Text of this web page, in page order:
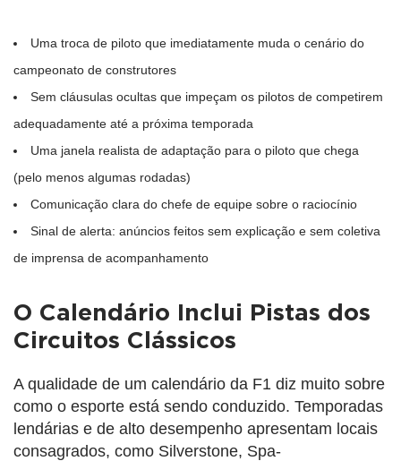
Uma troca de piloto que imediatamente muda o cenário do
campeonato de construtores
Sem cláusulas ocultas que impeçam os pilotos de competirem
adequadamente até a próxima temporada
Uma janela realista de adaptação para o piloto que chega
(pelo menos algumas rodadas)
Comunicação clara do chefe de equipe sobre o raciocínio
Sinal de alerta: anúncios feitos sem explicação e sem coletiva
de imprensa de acompanhamento
O Calendário Inclui Pistas dos
Circuitos Clássicos
A qualidade de um calendário da F1 diz muito sobre
como o esporte está sendo conduzido. Temporadas
lendárias e de alto desempenho apresentam locais
consagrados, como Silverstone, Spa-